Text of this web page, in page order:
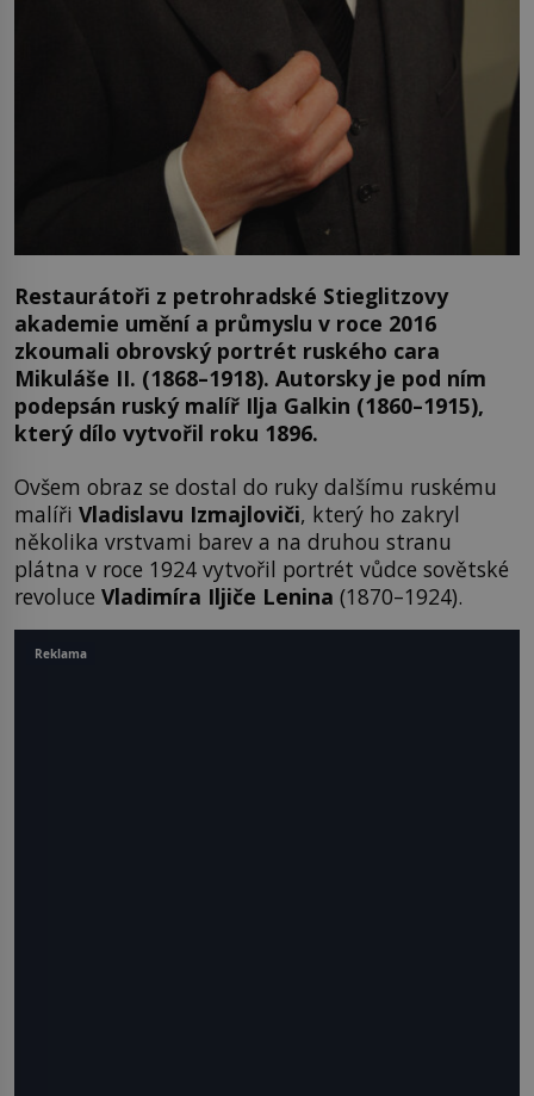
Restaurátoři z petrohradské Stieglitzovy
akademie umění a průmyslu v roce 2016
zkoumali obrovský portrét ruského cara
Mikuláše II. (1868–1918). Autorsky je pod ním
podepsán ruský malíř Ilja Galkin (1860–1915),
který dílo vytvořil roku 1896.
Ovšem obraz se dostal do ruky dalšímu ruskému
malíři Vladislavu Izmajloviči, který ho zakryl
několika vrstvami barev a na druhou stranu
plátna v roce 1924 vytvořil portrét vůdce sovětské
revoluce Vladimíra Iljiče Lenina (1870–1924).
Reklama